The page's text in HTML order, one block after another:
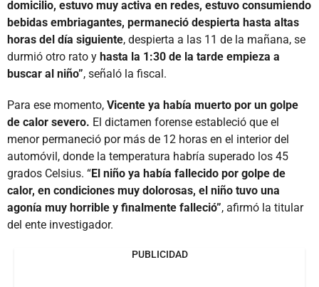
domicilio, estuvo muy activa en redes, estuvo consumiendo
bebidas embriagantes, permaneció despierta hasta altas
horas del día siguiente, despierta a las 11 de la mañana, se
durmió otro rato y hasta la 1:30 de la tarde empieza a
buscar al niño”, señaló la fiscal.
Para ese momento, Vicente ya había muerto por un golpe
de calor severo. El dictamen forense estableció que el
menor permaneció por más de 12 horas en el interior del
automóvil, donde la temperatura habría superado los 45
grados Celsius. “El niño ya había fallecido por golpe de
calor, en condiciones muy dolorosas, el niño tuvo una
agonía muy horrible y finalmente falleció”, afirmó la titular
del ente investigador.
PUBLICIDAD